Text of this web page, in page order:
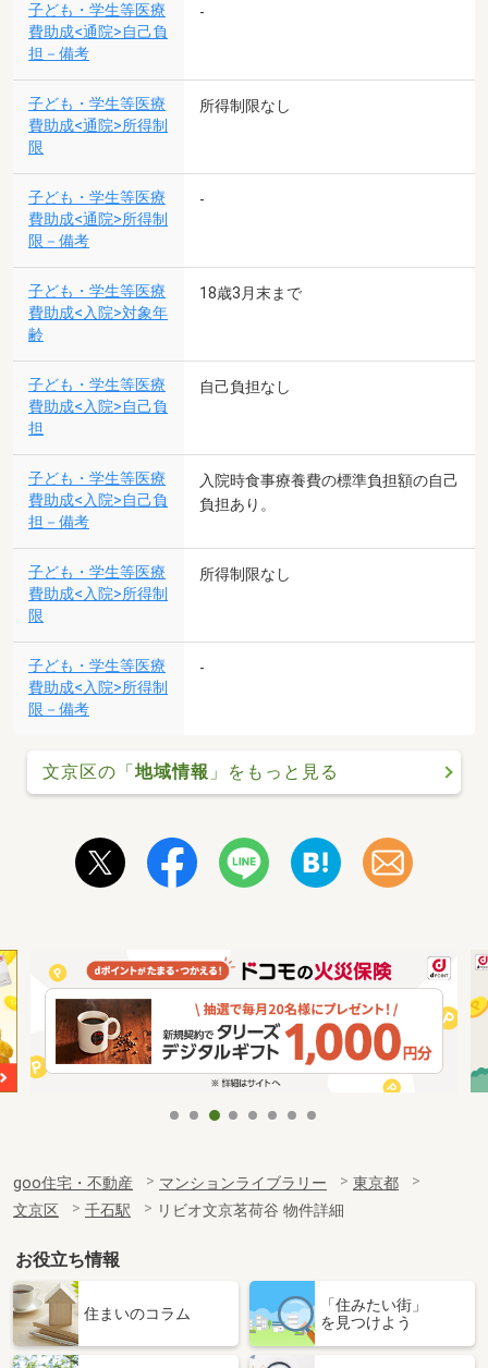
子ども・学生等医療
費助成<通院>自己負
担－備考
-
子ども・学生等医療
費助成<通院>所得制
限
所得制限なし
子ども・学生等医療
費助成<通院>所得制
限－備考
-
子ども・学生等医療
費助成<入院>対象年
齢
18歳3月末まで
子ども・学生等医療
費助成<入院>自己負
担
自己負担なし
子ども・学生等医療
費助成<入院>自己負
担－備考
入院時食事療養費の標準負担額の自己
負担あり。
子ども・学生等医療
費助成<入院>所得制
限
所得制限なし
子ども・学生等医療
費助成<入院>所得制
限－備考
-
文京区の「地域情報 」をもっと見る
goo住宅・不動産 マンションライブラリー
東京都
文京区
千石駅 リビオ文京茗荷谷 物件詳細
お役立ち情報
住まいのコラム
「住みたい街」
を見つけよう